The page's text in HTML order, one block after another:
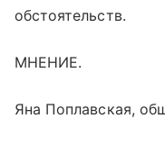
обстоятельств.
МНЕНИЕ.
Яна Поплавская,